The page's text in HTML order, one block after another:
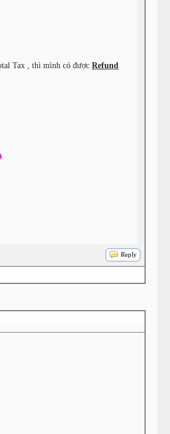
Tax , thì mình có đượcRefund
Reply